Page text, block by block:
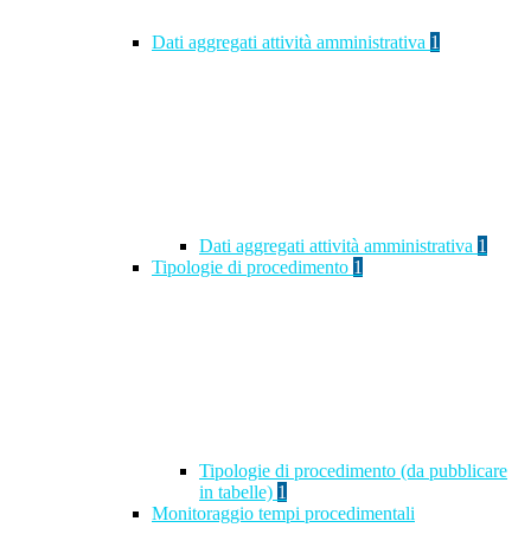
Dati aggregati attività amministrativa 1
Dati aggregati attività amministrativa 1
Tipologie di procedimento 1
Tipologie di procedimento (da pubblicare
in tabelle) 1
Monitoraggio tempi procedimentali